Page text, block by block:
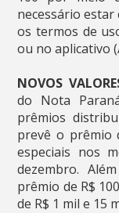
necessário
os termos de
ou no aplicativo
NOVOS
do Nota
prêmios
prevê o prêmio
especiais nos
dezembro.
prêmio de R$
de R$ 1 mil e 15